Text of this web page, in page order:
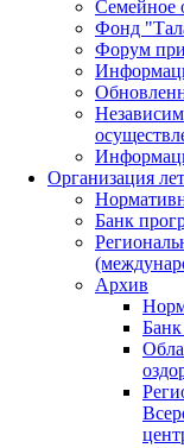
Семейное
Фонд
Форум
Организация
Банк
Архив